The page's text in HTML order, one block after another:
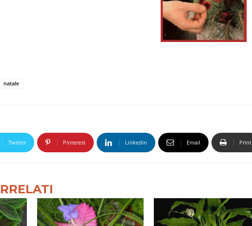
natale
Twitter Pinterest Linkedin Email Print